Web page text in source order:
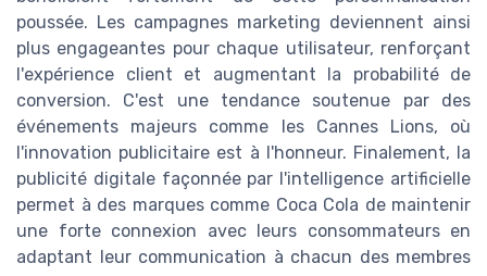
poussée. Les campagnes marketing deviennent ainsi
plus engageantes pour chaque utilisateur, renforçant
l'expérience client et augmentant la probabilité de
conversion. C'est une tendance soutenue par des
événements majeurs comme les Cannes Lions, où
l'innovation publicitaire est à l'honneur. Finalement, la
publicité digitale façonnée par l'intelligence artificielle
permet à des marques comme Coca Cola de maintenir
une forte connexion avec leurs consommateurs en
adaptant leur communication à chacun des membres